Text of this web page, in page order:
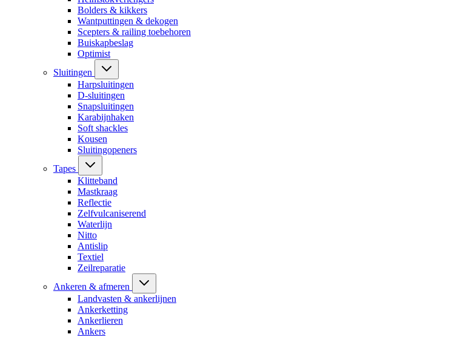
Bolders & kikkers
Wantputtingen & dekogen
Scepters & railing toebehoren
Buiskapbeslag
Optimist
Sluitingen
Harpsluitingen
D-sluitingen
Snapsluitingen
Karabijnhaken
Soft shackles
Kousen
Sluitingopeners
Tapes
Klitteband
Mastkraag
Reflectie
Zelfvulcaniserend
Waterlijn
Nitto
Antislip
Textiel
Zeilreparatie
Ankeren & afmeren
Landvasten & ankerlijnen
Ankerketting
Ankerlieren
Ankers